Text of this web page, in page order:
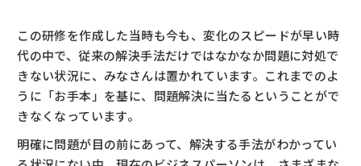
この研修を作成した当時も今も、変化のスピードが早い時
代の中で、従来の解決手法だけではなかなか問題に対処で
きない状況に、みなさんは置かれています。これまでのよ
うに「お手本」を基に、問題解決に当たるということがで
きなくなっています。
明確に問題が目の前にあって、解決する手法がわかってい